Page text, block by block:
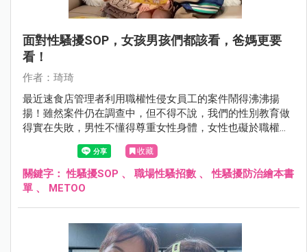
面對性騷擾SOP，女孩男孩們都該看，爸媽更要
看！
作者：琦琦
最近速食店管理者利用職權性侵女員工的案件鬧得沸沸揚
揚！雖然案件仍在調查中，但不得不說，我們的性別教育做
得實在失敗，男性不懂得尊重女性身體，女性也礙於職權工
作壓力當下不敢對外伸張。
收藏
關鍵字：性騷擾SOP 、 職場性騷招數 、性騷擾防治繪本書
單 、 METOO